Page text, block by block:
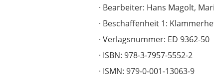
Bearbeiter: Hans Magolt,
Beschaffenheit 1:
Verlagsnummer: ED 9362-50
ISBN: 978-3-7957-5552-2
ISMN: 979-0-001-13063-9